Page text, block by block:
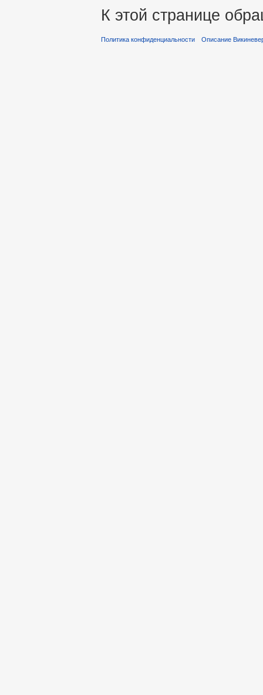
К этой странице
Политика конфиденциальности Описание